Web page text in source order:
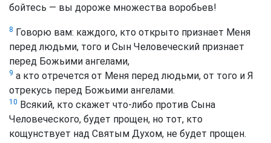
бойтесь — вы дороже множества воробьев!
8 Говорю вам: каждого, кто открыто признает Меня
перед людьми, того и Сын Человеческий признает
перед Божьими ангелами,
9 а кто отречется от Меня перед людьми, от того и Я
отрекусь перед Божьими ангелами.
10 Всякий, кто скажет что-либо против Сына
Человеческого, будет прощен, но тот, кто
кощунствует над Святым Духом, не будет прощен.